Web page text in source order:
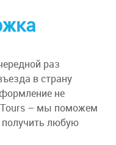
раз
в страну
не
Tours – мы поможем
любую